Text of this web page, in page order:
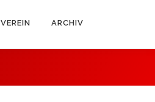
VEREIN ARCHIV